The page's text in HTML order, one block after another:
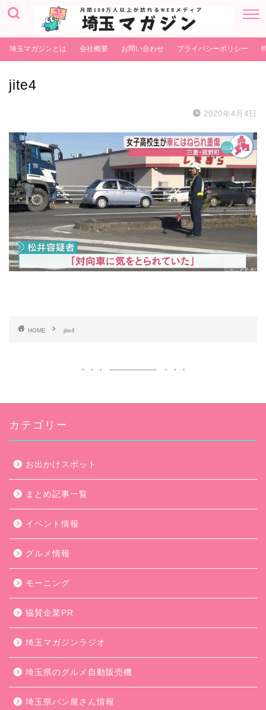
埼玉マガジンとは 会社概要 お問い合わせ プライバシーポリシー
jite4
2020年4月4日
HOME jite4
カテゴリー
お出かけスポット
まとめ記事一覧
イベント情報
グルメ情報
モーニング
協賛企業PR
埼玉マガジンラジオ
埼玉県のグルメ自動販売機
埼玉県パン屋さん情報